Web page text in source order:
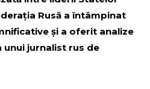
Rusă a întâmpinat
și a oferit analize
jurnalist rus de